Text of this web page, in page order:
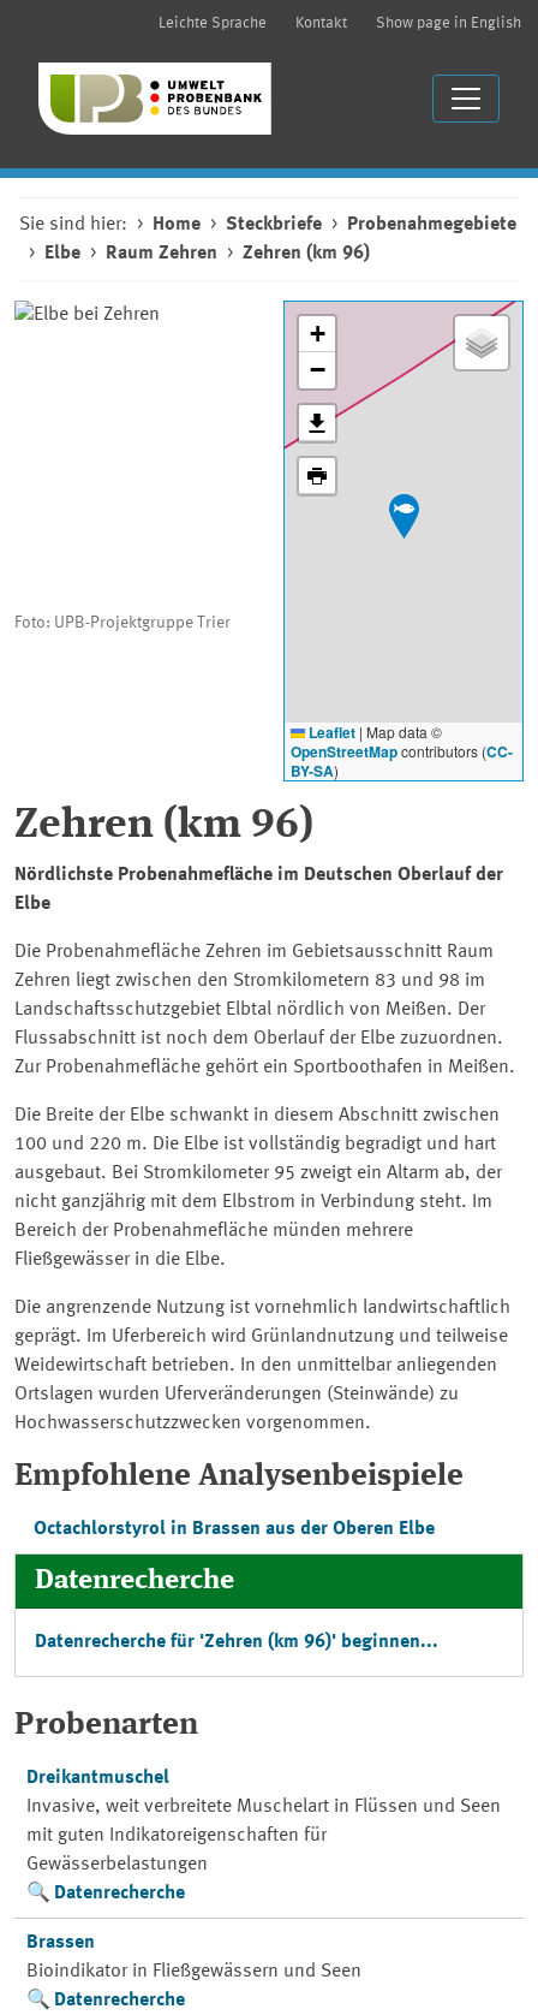
Leichte Sprache Kontakt Show page in English
Sie sind hier: Home Steckbriefe
Probenahmegebiete
Elbe
Raum Zehren Zehren (km 96)
Foto: UPB-Projektgruppe Trier
+
−
Leaflet | Map data ©
OpenStreetMapcontributors (CC-
BY-SA)
Zehren (km 96)
Nördlichste Probenahmefläche im Deutschen Oberlauf der
Elbe
Die Probenahmefläche Zehren im Gebietsausschnitt Raum
Zehren liegt zwischen den Stromkilometern 83 und 98 im
Landschaftsschutzgebiet Elbtal nördlich von Meißen. Der
Flussabschnitt ist noch dem Oberlauf der Elbe zuzuordnen.
Zur Probenahmefläche gehört ein Sportboothafen in Meißen.
Die Breite der Elbe schwankt in diesem Abschnitt zwischen
100 und 220 m. Die Elbe ist vollständig begradigt und hart
ausgebaut. Bei Stromkilometer 95 zweigt ein Altarm ab, der
nicht ganzjährig mit dem Elbstrom in Verbindung steht. Im
Bereich der Probenahmefläche münden mehrere
Fließgewässer in die Elbe.
Die angrenzende Nutzung ist vornehmlich landwirtschaftlich
geprägt. Im Uferbereich wird Grünlandnutzung und teilweise
Weidewirtschaft betrieben. In den unmittelbar anliegenden
Ortslagen wurden Uferveränderungen (Steinwände) zu
Hochwasserschutzzwecken vorgenommen.
Empfohlene Analysenbeispiele
Octachlorstyrol in Brassen aus der Oberen Elbe
Datenrecherche
Datenrecherche für 'Zehren (km 96)' beginnen...
Probenarten
Dreikantmuschel
Invasive, weit verbreitete Muschelart in Flüssen und Seen
mit guten Indikatoreigenschaften für
Gewässerbelastungen
Datenrecherche
Brassen
Bioindikator in Fließgewässern und Seen
Datenrecherche